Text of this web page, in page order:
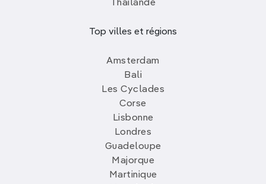
Thailande
Top villes et régions
Amsterdam
Bali
Les Cyclades
Corse
Lisbonne
Londres
Guadeloupe
Majorque
Martinique